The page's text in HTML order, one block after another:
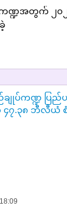
ဍအတွက် ၂၀